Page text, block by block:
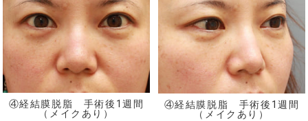
④経結膜脱脂 手術後1週間
（メイクあり）
④経結膜脱脂 手術後1週間
（メイクあり）